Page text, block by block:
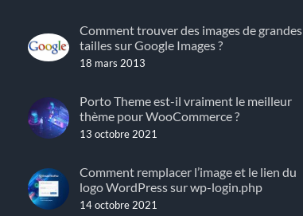
Comment trouver des images de grandes
tailles sur Google Images ?
18 mars 2013
Porto Theme est-il vraiment le meilleur
thème pour WooCommerce ?
13 octobre 2021
Comment remplacer l’image et le lien du
logo WordPress sur wp-login.php
14 octobre 2021